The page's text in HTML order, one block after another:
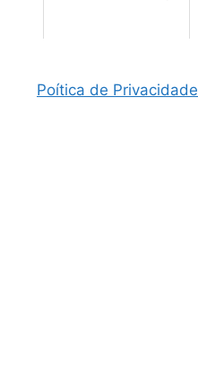
Poítica de Privacidade